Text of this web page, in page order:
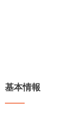
基本情報